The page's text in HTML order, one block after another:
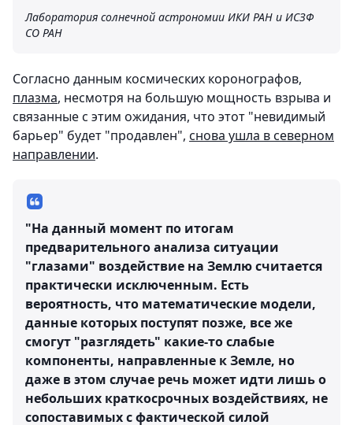
Лаборатория солнечной астрономии ИКИ РАН и ИСЗФ
СО РАН
Согласно данным космических коронографов,
плазма, несмотря на большую мощность взрыва и
связанные с этим ожидания, что этот "невидимый
барьер" будет "продавлен", снова ушла в северном
направлении.
"На данный момент по итогам
предварительного анализа ситуации
"глазами" воздействие на Землю считается
практически исключенным. Есть
вероятность, что математические модели,
данные которых поступят позже, все же
смогут "разглядеть" какие-то слабые
компоненты, направленные к Земле, но
даже в этом случае речь может идти лишь о
небольших краткосрочных воздействиях, не
сопоставимых с фактической силой